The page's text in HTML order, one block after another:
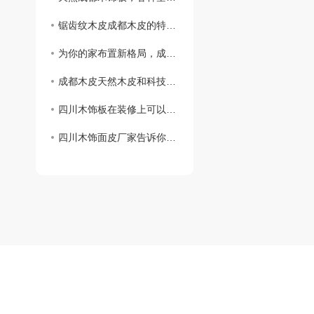
锯齿纹木皮成都木皮的特点你知道吗？
为你的家布置新格局，成都木饰板是你的不二选择
成都木皮天然木皮和科技木皮你知道怎么区分吗?
四川木饰板在装修上可以怎么用？
四川木饰面皮厂家告诉你咱们有这些类别！